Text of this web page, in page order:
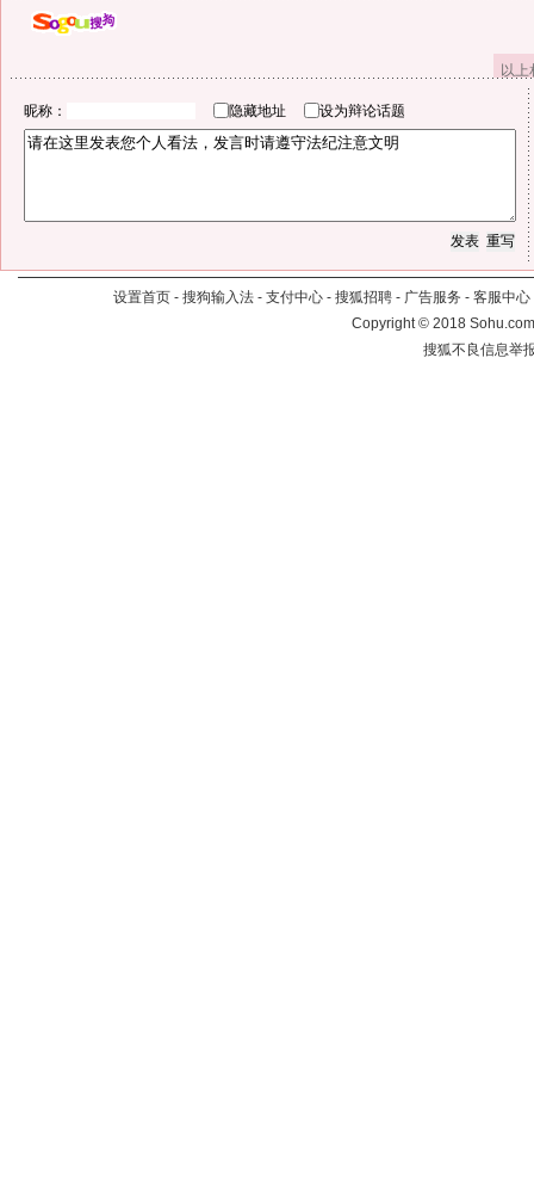
以
昵称： 隐藏地址 设为辩论话题
设置首页 - 搜狗输入法 - 支付中心 - 搜狐招聘 - 广告服务 - 客服中心
Copyright©2018
搜狐不良信息举